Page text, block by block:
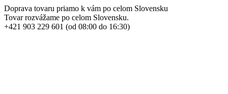
Doprava tovaru priamo k vám po celom Slovensku
Tovar rozvážame po celom Slovensku.
+421 903 229 601 (od 08:00 do 16:30)